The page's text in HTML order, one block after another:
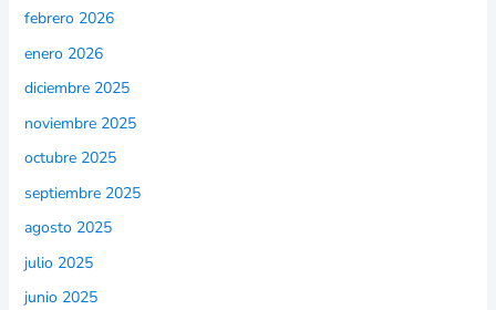
febrero 2026
enero 2026
diciembre 2025
noviembre 2025
octubre 2025
septiembre 2025
agosto 2025
julio 2025
junio 2025